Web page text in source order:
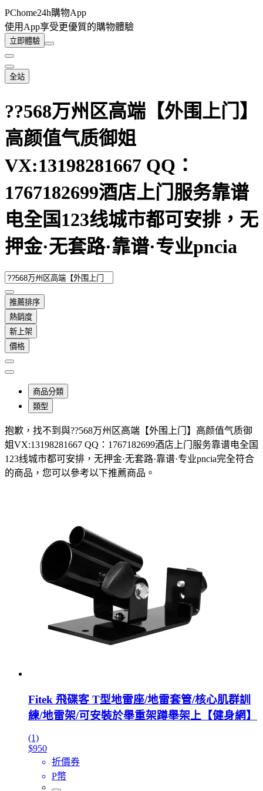
PChome24h購物App
使用App享受更優質的購物體驗
立即體驗
全站
??568万州区高端【外围上门】
高颜值气质御姐
VX:13198281667 QQ：
1767182699酒店上门服务靠谱
电全国123线城市都可安排，无
押金·无套路·靠谱·专业pncia
推薦排序
熱銷度
新上架
價格
商品分類
類型
抱歉， 找不到與??568万州区高端【外围上门】高颜值气质御
姐VX:13198281667 QQ：1767182699酒店上门服务靠谱电全国
123线城市都可安排，无押金·无套路·靠谱·专业pncia完全符合
的商品，您可以參考以下推薦商品 。
Fitek 飛碟客 T型地雷座/地雷套管/核心肌群訓
練/地雷架/可安裝於舉重架蹲舉架上【健身網】
(1)
$950
折價券
P幣